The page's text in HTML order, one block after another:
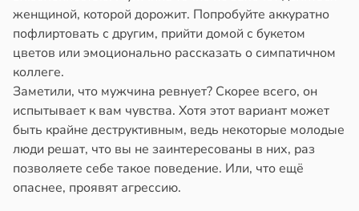
женщиной, которой дорожит. Попробуйте аккуратно
пофлиртовать с другим, прийти домой с букетом
цветов или эмоционально рассказать о симпатичном
коллеге.
Заметили, что мужчина ревнует? Скорее всего, он
испытывает к вам чувства. Хотя этот вариант может
быть крайне деструктивным, ведь некоторые молодые
люди решат, что вы не заинтересованы в них, раз
позволяете себе такое поведение. Или, что ещё
опаснее, проявят агрессию.